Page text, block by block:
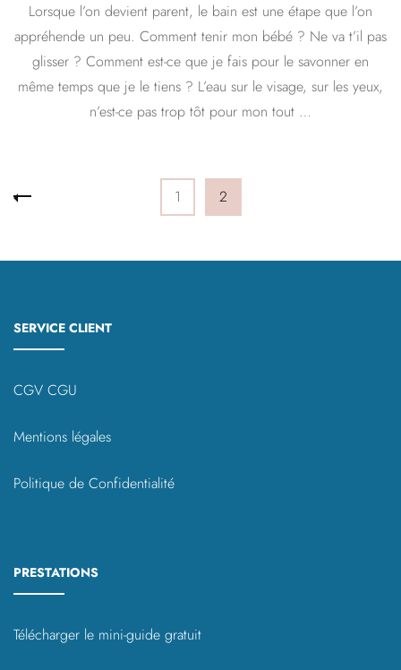
bain
du
nouveau-
né
et
du
Lorsque l’on devient parent, le bain est une étape que l’on
appréhende un peu. Comment tenir mon bébé ? Ne va t’il pas
glisser ? Comment est-ce que je fais pour le savonner en
même temps que je le tiens ? L’eau sur le visage, sur les yeux,
n’est-ce pas trop tôt pour mon tout …
Pagination
Page
1 Page
2
SERVICE CLIENT
CGV CGU
Mentions légales
Politique de Confidentialité
PRESTATIONS
Télécharger le mini-guide gratuit